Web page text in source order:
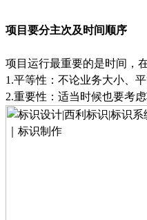
项目要分主次及时间顺序
项目运行最重要的是时间，
1.平等性：不论业务大小、
2.重要性：适当时候也要考